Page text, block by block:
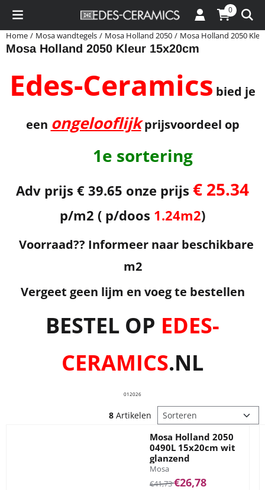
0
Home / Mosa wandtegels / Mosa Holland 2050 / Mosa Holland 2050
Mosa Holland 2050 Kleur 15x20cm
Edes-Ceramics bied je
een ongelooflijkprijsvoordeel op
1e sortering
Adv prijs € 39.65 onze prijs € 25.34
p/m2 ( p/doos 1.24m2)
Voorraad?? Informeer naar beschikbare
m2
Vergeet geen lijm en voeg te bestellen
BESTEL OP EDES-
CERAMICS.NL
012026
8 Artikelen Sorteermethode
Mosa Holland 2050
0490L 15x20cm wit
glanzend
Merk:
Mosa
Van 41,73 voor 26,78
€41,73€26,78